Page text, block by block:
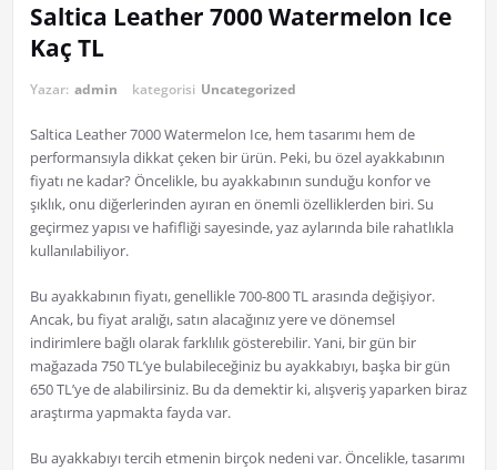
Saltica Leather 7000 Watermelon Ice
Kaç TL
Yazar: admin kategorisi Uncategorized
Saltica Leather 7000 Watermelon Ice, hem tasarımı hem de
performansıyla dikkat çeken bir ürün. Peki, bu özel ayakkabının
fiyatı ne kadar? Öncelikle, bu ayakkabının sunduğu konfor ve
şıklık, onu diğerlerinden ayıran en önemli özelliklerden biri. Su
geçirmez yapısı ve hafifliği sayesinde, yaz aylarında bile rahatlıkla
kullanılabiliyor.
Bu ayakkabının fiyatı, genellikle 700-800 TL arasında değişiyor.
Ancak, bu fiyat aralığı, satın alacağınız yere ve dönemsel
indirimlere bağlı olarak farklılık gösterebilir. Yani, bir gün bir
mağazada 750 TL’ye bulabileceğiniz bu ayakkabıyı, başka bir gün
650 TL’ye de alabilirsiniz. Bu da demektir ki, alışveriş yaparken biraz
araştırma yapmakta fayda var.
Bu ayakkabıyı tercih etmenin birçok nedeni var. Öncelikle, tasarımı